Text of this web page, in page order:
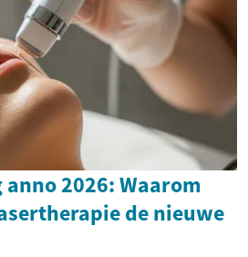
2026: Waarom
de nieuwe